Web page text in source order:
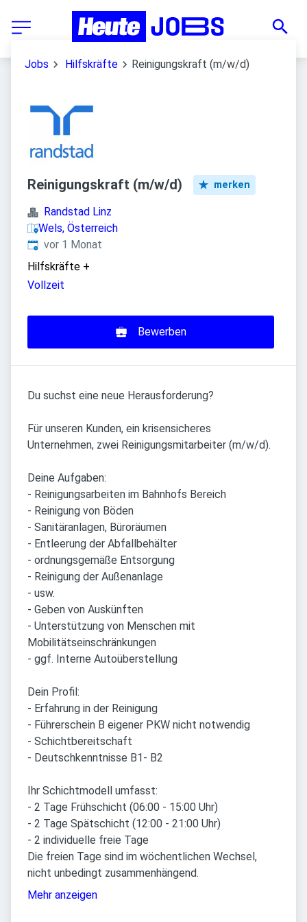
Jobs Hilfskräfte Reinigungskraft (m/w/d)
Reinigungskraft (m/w/d) merken
Randstad Linz
Wels, Österreich
Veröffentlicht:
vor 1 Monat
Hilfskräfte +
Vollzeit
Bewerben
Du suchst eine neue Herausforderung?
Für unseren Kunden, ein krisensicheres
Unternehmen, zwei Reinigungsmitarbeiter (m/w/d).
Deine Aufgaben:
- Reinigungsarbeiten im Bahnhofs Bereich
- Reinigung von Böden
- Sanitäranlagen, Büroräumen
- Entleerung der Abfallbehälter
- ordnungsgemäße Entsorgung
- Reinigung der Außenanlage
- usw.
- Geben von Auskünften
- Unterstützung von Menschen mit
Mobilitätseinschränkungen
- ggf. Interne Autoüberstellung
Dein Profil:
- Erfahrung in der Reinigung
- Führerschein B eigener PKW nicht notwendig
- Schichtbereitschaft
- Deutschkenntnisse B1- B2
Ihr Schichtmodell umfasst:
- 2 Tage Frühschicht (06:00 - 15:00 Uhr)
- 2 Tage Spätschicht (12:00 - 21:00 Uhr)
- 2 individuelle freie Tage
Die freien Tage sind im wöchentlichen Wechsel,
nicht unbedingt zusammenhängend.
Mehr anzeigen